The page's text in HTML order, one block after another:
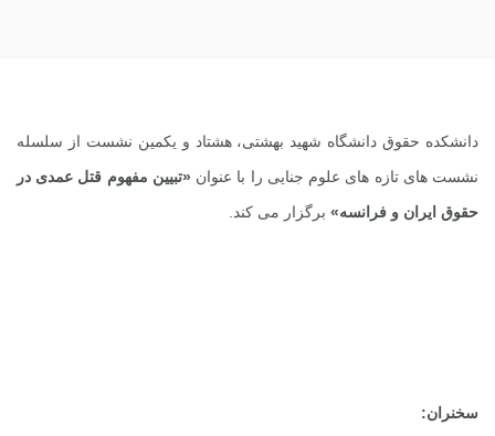
دانشکده حقوق دانشگاه شهید بهشتی، هشتاد و یکمین نشست از سلسله
نشست های تازه های علوم جنایی را با عنوان «تبیین مفهوم قتل عمدی در
حقوق ایران و فرانسه» برگزار می کند.
سخنران: